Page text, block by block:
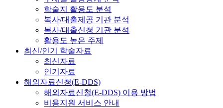
학술지 활용도 분석
복사/대출제공 기관 분석
복사/대출신청 기관 분석
활용도 높은 주제
최신/인기 학술자료
최신자료
인기자료
해외자료신청(E-DDS)
해외자료신청(E-DDS) 이용 방법
비용지원 서비스 안내